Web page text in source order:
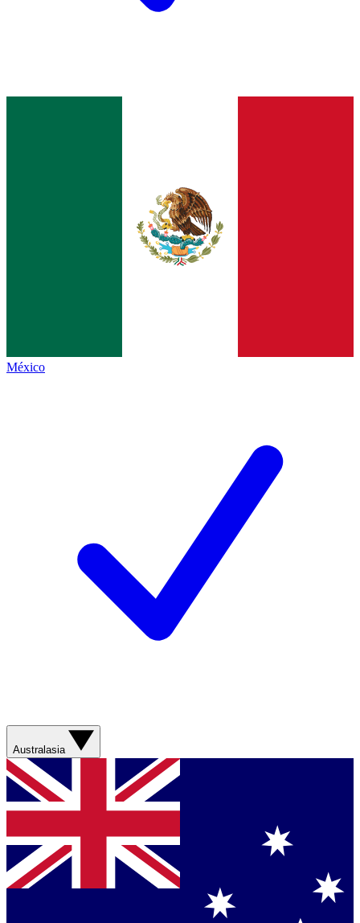
México
Australasia